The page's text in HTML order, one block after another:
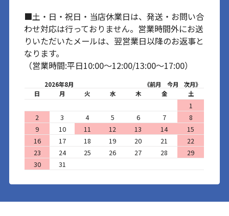
■土・日・祝日・当店休業日は、発送・お問い合
わせ対応は行っておりません。営業時間外にお送
りいただいたメールは、翌営業日以降のお返事と
なります。
（営業時間:平日10:00～12:00/13:00～17:00）
2026年8月 《前月 今月
次月》
日
月 火 水 木 金 土
1
2
3 4 5 6 7
8
9
10 11 12 13 14
15
16
17 18 19 20 21
22
23
24 25 26 27 28
29
30
31